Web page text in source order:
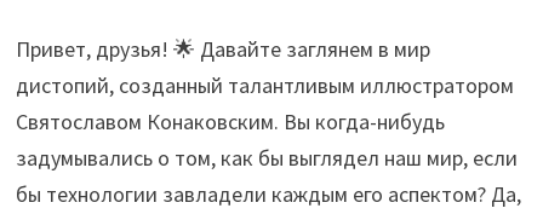
Привет, друзья! 🌟 Давайте заглянем в мир
дистопий, созданный талантливым иллюстратором
Святославом Конаковским. Вы когда-нибудь
задумывались о том, как бы выглядел наш мир, если
бы технологии завладели каждым его аспектом? Да,